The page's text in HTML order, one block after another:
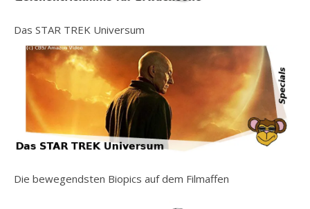
Das STAR TREK Universum
Die bewegendsten Biopics auf dem Filmaffen